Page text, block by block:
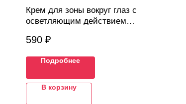
Крем для зоны вокруг глаз с
осветляющим действием
590 ₽
Подробнее
В корзину